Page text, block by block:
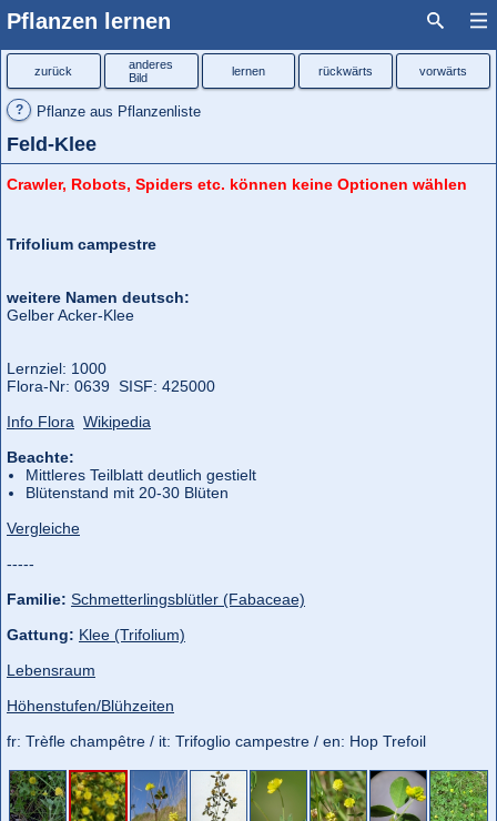
Pflanzen lernen
? Pflanze aus Pflanzenliste
Feld-Klee
zurück
anderes
Bild
lernen rückwärts vorwärts
Crawler, Robots, Spiders etc. können keine Optionen wählen
Trifolium campestre
weitere Namen deutsch:
Gelber Acker-Klee
Lernziel: 1000
Flora‑Nr: 0639 SISF: 425000
Info Flora Wikipedia
Beachte:
Mittleres Teilblatt deutlich gestielt
Blütenstand mit 20-30 Blüten
Vergleiche
-----
Familie: Schmetterlingsblütler (Fabaceae)
Gattung: Klee (Trifolium)
Lebensraum
Höhenstufen/Blühzeiten
fr: Trèfle champêtre / it: Trifoglio campestre / en: Hop Trefoil